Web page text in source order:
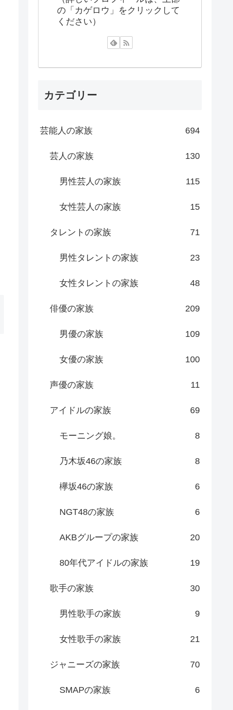
の「カゲロウ」をクリックして
ください）
カテゴリー
芸能人の家族 694
芸人の家族 130
男性芸人の家族 115
女性芸人の家族 15
タレントの家族 71
男性タレントの家族 23
女性タレントの家族 48
俳優の家族 209
男優の家族 109
女優の家族 100
声優の家族 11
アイドルの家族 69
モーニング娘。 8
乃木坂46の家族 8
欅坂46の家族 6
NGT48の家族 6
AKBグループの家族 20
80年代アイドルの家族 19
歌手の家族 30
男性歌手の家族 9
女性歌手の家族 21
ジャニーズの家族 70
SMAPの家族 6